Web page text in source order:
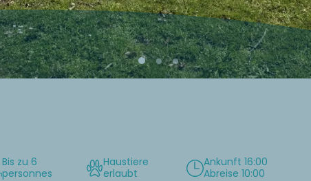
Bis zu 6
personnes
Haustiere
erlaubt
Ankunft 16:00
Abreise 10:00